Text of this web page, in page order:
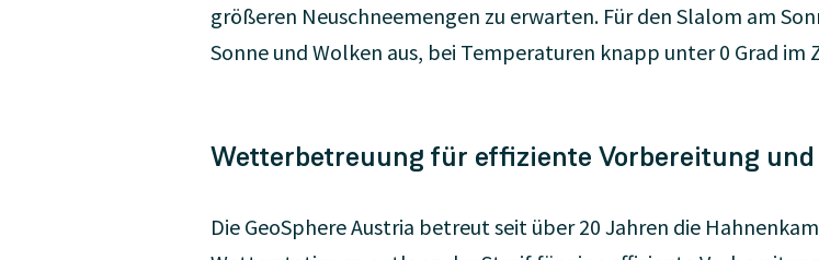
größeren Neuschneemengen zu erwarten. Für den Slalom am
Sonne und Wolken aus, bei Temperaturen knapp unter 0 Grad im
Wetterbetreuung für effiziente Vorbereitung
Die GeoSphere Austria betreut seit über 20 Jahren die